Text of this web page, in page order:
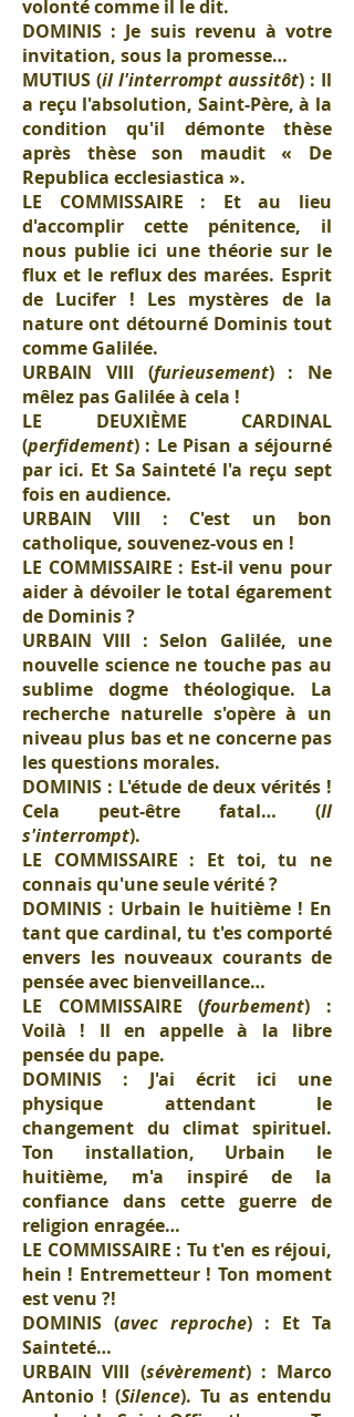
volonté comme il le dit.
DOMINIS : Je suis revenu à votre
invitation, sous la promesse…
MUTIUS (il l'interrompt aussitôt) : Il
a reçu l'absolution, Saint-Père, à la
condition qu'il démonte thèse
après thèse son maudit « De
Republica ecclesiastica ».
LE COMMISSAIRE : Et au lieu
d'accomplir cette pénitence, il
nous publie ici une théorie sur le
flux et le reflux des marées. Esprit
de Lucifer ! Les mystères de la
nature ont détourné Dominis tout
comme Galilée.
URBAIN VIII (furieusement) : Ne
mêlez pas Galilée à cela !
LE DEUXIÈME CARDINAL
(perfidement) : Le Pisan a séjourné
par ici. Et Sa Sainteté l'a reçu sept
fois en audience.
URBAIN VIII : C'est un bon
catholique, souvenez-vous en !
LE COMMISSAIRE : Est-il venu pour
aider à dévoiler le total égarement
de Dominis ?
URBAIN VIII : Selon Galilée, une
nouvelle science ne touche pas au
sublime dogme théologique. La
recherche naturelle s'opère à un
niveau plus bas et ne concerne pas
les questions morales.
DOMINIS : L'étude de deux vérités !
Cela peut-être fatal… (Il
s'interrompt).
LE COMMISSAIRE : Et toi, tu ne
connais qu'une seule vérité ?
DOMINIS : Urbain le huitième ! En
tant que cardinal, tu t'es comporté
envers les nouveaux courants de
pensée avec bienveillance…
LE COMMISSAIRE (fourbement) :
Voilà ! Il en appelle à la libre
pensée du pape.
DOMINIS : J'ai écrit ici une
physique attendant le
changement du climat spirituel.
Ton installation, Urbain le
huitième, m'a inspiré de la
confiance dans cette guerre de
religion enragée…
LE COMMISSAIRE : Tu t'en es réjoui,
hein ! Entremetteur ! Ton moment
est venu ?!
DOMINIS (avec reproche) : Et Ta
Sainteté…
URBAIN VIII (sévèrement) : Marco
Antonio ! (Silence). Tu as entendu